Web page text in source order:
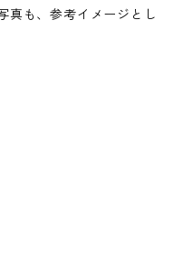
真も、参考イメージとし